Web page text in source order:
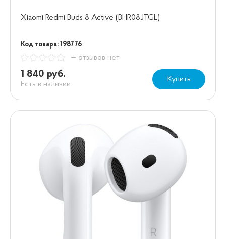
Xiaomi Redmi Buds 8 Active (BHR08JTGL)
Код товара: 198776
— отзывов нет
1 840 руб.
Есть в наличии
Купить